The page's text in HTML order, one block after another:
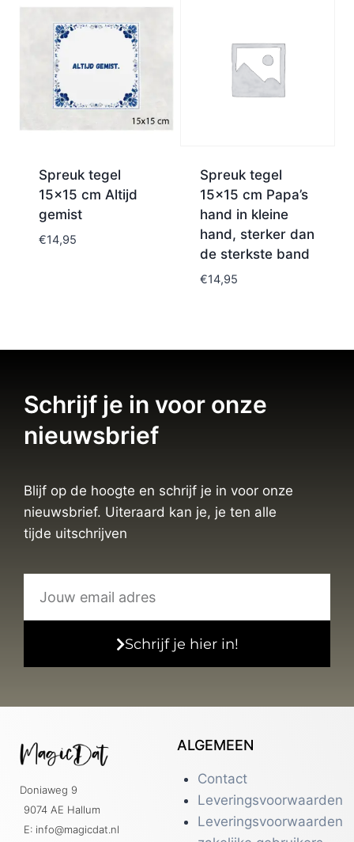
Spreuk tegel
15×15 cm Altijd
gemist
€14,95
Spreuk tegel
15×15 cm Papa’s
hand in kleine
hand, sterker dan
de sterkste band
€14,95
Schrijf je in voor onze
nieuwsbrief
Blijf op de hoogte en schrijf je in voor onze
nieuwsbrief. Uiteraard kan je, je ten alle
tijde uitschrijven
Schrijf je hier in!
Doniaweg 9
9074 AE Hallum
E: info@magicdat.nl
ALGEMEEN
Contact
Leveringsvoorwaarden
Leveringsvoorwaarden